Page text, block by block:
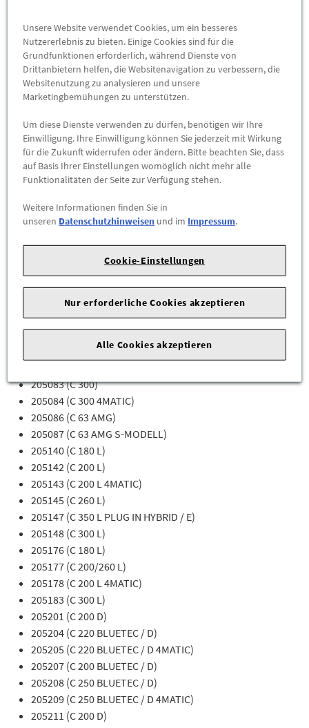
205019 (C 300 D 4MATIC)
205036 (C 180 BLUETEC / D)
205037 (C 200 BLUETEC / D)
205040 (C 180)
205042 (C 200)
205043 (C 200 4MATIC)
205044 (C 160)
205045 (C 250)
205047 (C 350 PLUG IN HYBRID / E)
205048 (C 300)
205049 (C 300 4MATIC)
205053 (C 350 PLUG IN HYBRID / E)
205066 (C 400 4MATIC)
205075 (C 160)
205076 (C 180)
205077 (C 200)
205078 (C 200 4MATIC)
205079 (C 200 4MATIC)
205083 (C 300)
205084 (C 300 4MATIC)
205086 (C 63 AMG)
205087 (C 63 AMG S-MODELL)
205140 (C 180 L)
205142 (C 200 L)
205143 (C 200 L 4MATIC)
205145 (C 260 L)
205147 (C 350 L PLUG IN HYBRID / E)
205148 (C 300 L)
205176 (C 180 L)
205177 (C 200/260 L)
205178 (C 200 L 4MATIC)
205183 (C 300 L)
205201 (C 200 D)
205204 (C 220 BLUETEC / D)
205205 (C 220 BLUETEC / D 4MATIC)
205207 (C 200 BLUETEC / D)
205208 (C 250 BLUETEC / D)
205209 (C 250 BLUETEC / D 4MATIC)
205211 (C 200 D)
Unsere Website verwendet Cookies, um ein besseres
Nutzererlebnis zu bieten. Einige Cookies sind für die
Grundfunktionen erforderlich, während Dienste von
Drittanbietern helfen, die Websitenavigation zu verbessern, die
Websitenutzung zu analysieren und unsere
Marketingbemühungen zu unterstützen.
Um diese Dienste verwenden zu dürfen, benötigen wir Ihre
Einwilligung. Ihre Einwilligung können Sie jederzeit mit Wirkung
für die Zukunft widerrufen oder ändern. Bitte beachten Sie, dass
auf Basis Ihrer Einstellungen womöglich nicht mehr alle
Funktionalitäten der Seite zur Verfügung stehen.
Weitere Informationen finden Sie in
unseren Datenschutzhinweisen und im Impressum.
Cookie-Einstellungen
Nur erforderliche Cookies akzeptieren
Alle Cookies akzeptieren